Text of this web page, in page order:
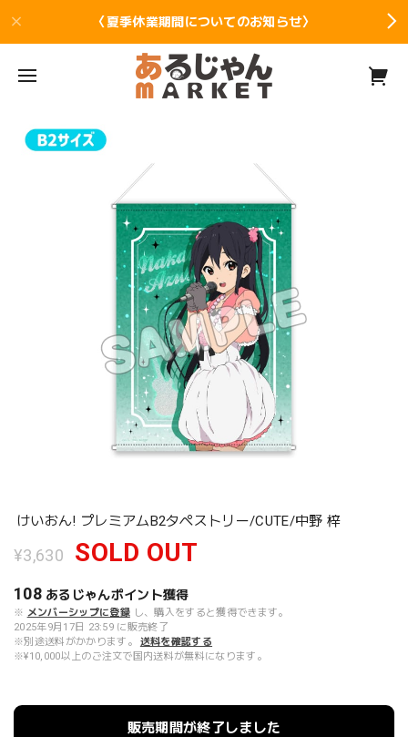
〈夏季休業期間についてのお知らせ〉
けいおん! プレミアムB2タペストリー/CUTE/中野 梓
¥3,630 SOLD OUT
108 あるじゃんポイント獲得
※ メンバーシップに登録 し、購入をすると獲得できます。
2025年9月17日 23:59 に販売終了
※別途送料がかかります。
送料を確認する
※¥10,000以上のご注文で国内送料が無料になります。
販売期間が終了しました